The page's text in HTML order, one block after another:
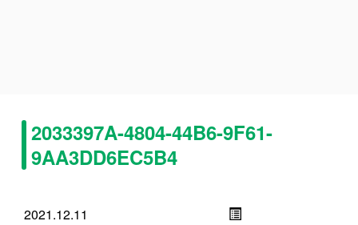
2033397A-4804-44B6-9F61-
9AA3DD6EC5B4
2021.12.11